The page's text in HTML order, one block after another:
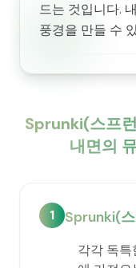
드는 것입니다.
풍경을 만들 수
Sprunki(스프
내면의
1 Sprunki(
각각 독